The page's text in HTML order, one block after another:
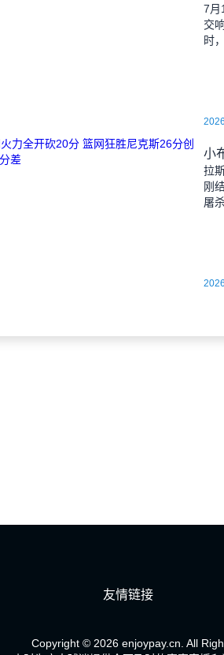
7月
交
时
拉
刚
屠
友情链接
Copyright © 2026 enjoypay.cn. All